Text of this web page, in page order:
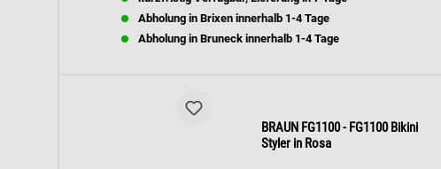
Abholung in Brixen innerhalb 1-4 Tage
Abholung in Bruneck innerhalb 1-4 Tage
BRAUN FG1100 - FG1100 Bikini
Styler in Rosa